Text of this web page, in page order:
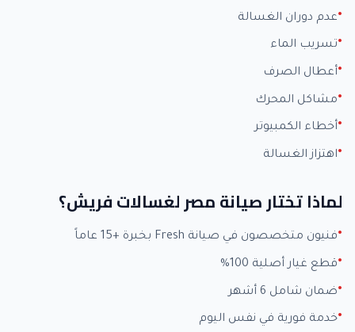
عدم دوران الغسالة
تسريب الماء
أعطال الصرف
مشاكل المحرك
أخطاء الكمبيوتر
اهتزاز الغسالة
لماذا تختار صيانة مصر لغسالات فريش؟
فنيون متخصصون في صيانة Fresh بخبرة +15 عاماً
قطع غيار أصلية 100%
ضمان شامل 6 أشهر
خدمة فورية في نفس اليوم